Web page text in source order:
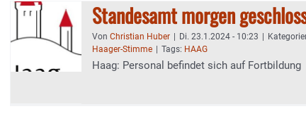
Standesamt morgen
Von Christian Huber Di. 23.1.2024 - 10:23
Haager-Stimme
Tags: HAAG
Haag: Personal befindet sich auf Fortbildung